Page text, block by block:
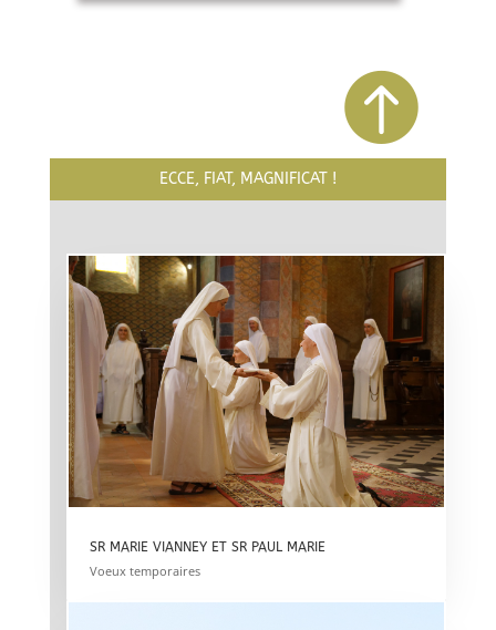

ECCE, FIAT, MAGNIFICAT !
SR MARIE VIANNEY ET SR PAUL MARIE
Voeux temporaires